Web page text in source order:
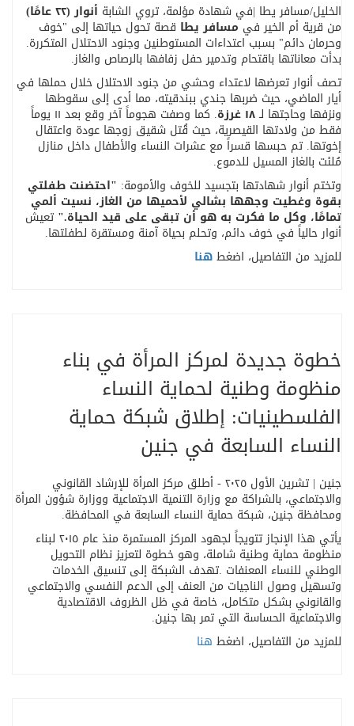
الخليل/مسافر يطا |في شهادة مؤلمة، تروي الشابة أنوار (٢٢ عامًا)
من قرية أم الخير في مسافر يطا قصة تحول حياتها إلى "خوف
وحرمان دائم" بسبب اعتداءات المستوطنين وجنود الاحتلال المتكررة.
بدأت معاناتها باقتحام وتدمير حفل زفافها بالرصاص والغاز.
تصف أنوار تعرضها لاعتداء وحشي من جنود الاحتلال خلال حملها في
أيار الماضي، حيث ضربها جندي ببندقيته، مما أدى إلى سقوطها
ونزفها وحاجتها لـ١٨ غرزة. كما وصفت هجوماً آخر وقع بعد ١١ يوماً
فقط من ولادتها القيصرية، حيث قُتل شقيق زوجها عودة واعتقال
إخوتها. تم حبسها قسراً مع عشرات النساء والأطفال داخل منازل
مُلئت بالغاز المسيل للدموع.
وتختم أنوار شهادتها بتجسيد للخوف والأمومة:
"احتضنت طفلتي
بقوة وغطيت وجهها بشالي لأحميها من الغاز، نسيت ألمي
تمامًا، وكل ما فكرت به هو أن تبقى على قيد الحياة." تعيش
أنوار حالياً في خوف دائم، وتحلم بحياة آمنة ومستقرة لطفلتها.
للمزيد من التفاصيل، اضغطهنا
خطوة جديدة لمركز المرأة في بناء
منظومة وطنية لحماية النساء
الفلسطينيات: إطلاق شبكة حماية
النساء السابعة في جنين
جنين | تشرين الأول ٢٠٢٥ - أطلق مركز المرأة للإرشاد القانوني
والاجتماعي، بالشراكة مع وزارة التنمية الاجتماعية ووزارة شؤون المرأة
ومحافظة جنين، شبكة حماية النساء السابعة في المحافظة.
يأتي هذا الإنجاز تتويجاً لجهود المركز المستمرة منذ عام ٢٠١٥ لبناء
منظومة حماية وطنية شاملة، وهو خطوة لتعزيز نظام التحويل
الوطني للنساء المعنفات .تهدف الشبكة إلى تنسيق الخدمات
وتسهيل وصول الناجيات من العنف إلى الدعم النفسي والاجتماعي
والقانوني بشكل متكامل، خاصة في ظل الظروف الاقتصادية
والاجتماعية الحساسة التي تمر بها جنين.
للمزيد من التفاصيل، اضغط هنا